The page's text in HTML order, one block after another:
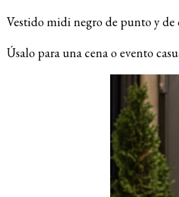
Vestido midi negro de punto y de
Úsalo para una cena o evento